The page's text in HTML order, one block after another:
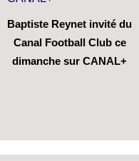
Baptiste Reynet invité du
Canal Football Club ce
dimanche sur CANAL+